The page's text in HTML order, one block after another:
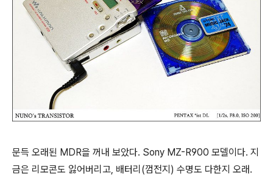
문득 오래된 MDR을 꺼내 보았다. Sony MZ-R900 모델이다. 지
금은 리모콘도 잃어버리고, 배터리(껌전지) 수명도 다한지 오래.